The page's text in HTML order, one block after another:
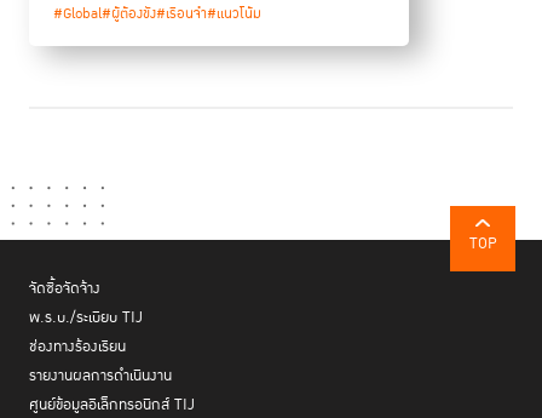
#Global#ผู้ต้องขัง#เรือนจำ#แนวโน้ม
TOP
จัดซื้อจัดจ้าง
พ.ร.บ./ระเบียบ TIJ
ช่องทางร้องเรียน
รายงานผลการดำเนินงาน
ศูนย์ข้อมูลอิเล็กทรอนิกส์ TIJ